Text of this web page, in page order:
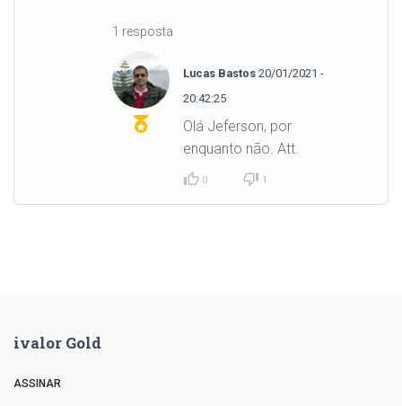
1 resposta
Lucas Bastos 20/01/2021 -
20:42:25
Olá Jeferson, por
enquanto não. Att.
0 1
ivalor Gold
ASSINAR